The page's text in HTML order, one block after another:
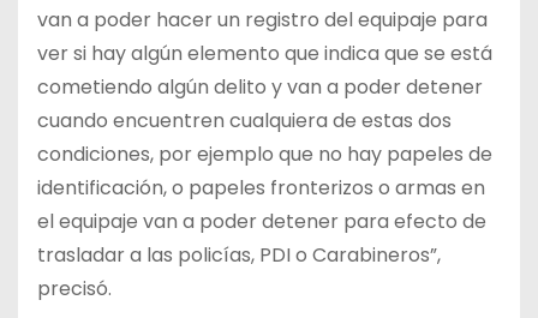
van a poder hacer un registro del equipaje para
ver si hay algún elemento que indica que se está
cometiendo algún delito y van a poder detener
cuando encuentren cualquiera de estas dos
condiciones, por ejemplo que no hay papeles de
identificación, o papeles fronterizos o armas en
el equipaje van a poder detener para efecto de
trasladar a las policías, PDI o Carabineros”,
precisó.